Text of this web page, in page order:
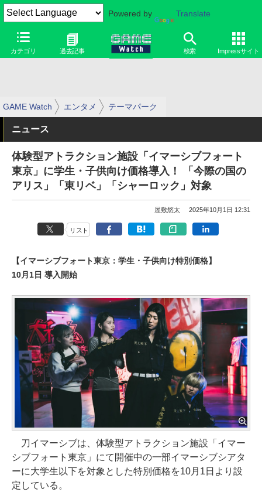
Powered by Translate
カテゴリ 過去記事 検索 Impressサイト
GAME Watch エンタメ テーマパーク
ニュース
体験型アトラクション施設「イマーシブフォート
東京」に学生・子供向け価格導入！ 「今際の国の
アリス」「東リベ」「シャーロック」対象
屋敷悠太 2025年10月1日 12:31
リスト
【イマーシブフォート東京：学生・子供向け特別価格】
10月1日 導入開始
刀イマーシブは、体験型アトラクション施設「イマー
シブフォート東京」にて開催中の一部イマーシブシアタ
ーに大学生以下を対象とした特別価格を10月1日より設
定している。